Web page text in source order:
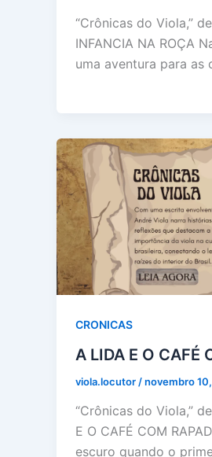
“Crônicas do Viola,”
INFANCIA NA ROÇA
uma aventura para as
CRONICAS
A LIDA E O CAFÉ
viola.locutor /novembro
“Crônicas do Viola,”
E O CAFÉ COM
escuro quando o